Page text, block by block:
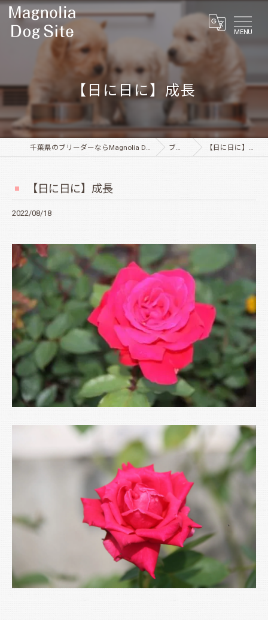
MENU
【日に日に】成長
千葉県のブリーダーならMagnolia Dog Site ブログ 【日に日に】成長
【日に日に】成長
2022/08/18